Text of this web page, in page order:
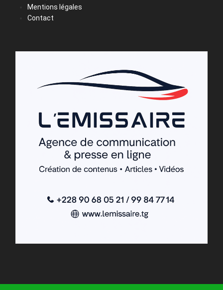
Mentions légales
Contact